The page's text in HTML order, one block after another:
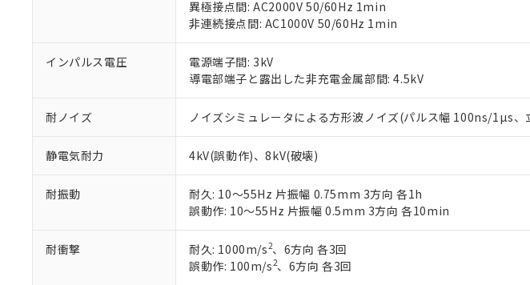
異極接点間: AC2000V 50/60Hz 1min
非連続接点間: AC1000V 50/60Hz 1min
インパルス電圧
電源端子間: 3kV
導電部端子と露出した非充電金属部間: 4.5kV
耐ノイズ ノイズシミュレータによる方形波ノイズ(パルス幅 100ns/1µs
静電気耐力 4kV(誤動作)、8kV(破壊)
耐振動
耐久: 10～55Hz 片振幅 0.75mm 3方向 各1h
誤動作: 10～55Hz 片振幅 0.5mm 3方向 各10min
耐衝撃 耐久: 1000m/s2、6方向 各3回
誤動作: 100m/s2、6方向 各3回
当社販売員にご相談ください。
オムロン制御機器販売店や当社販売拠点は「
在庫状況および標準価格結果を当社の事前の
マイパーツ機能（部品リスト作成サービス
ている必要があります。
が、当社の製品・サービスに関するお客様と
さい。
※当社の共同利用者とは、
いる法人を指します。
※2 対応予定月
部品在庫の切り替え状況などにより、予定月が前
※3 非含有証明書ダウンロード
下記の非含有証明書をダウンロードすることができ
EU RoHS指令（10物質）の非含有証明書
51物質の非含有証明書（当社基準）
※本証明書は発行日時点で非含有を証明するもので
また、RoHS指令のフタル酸エステル類４物質の
混在することから備考欄に対応日を記載しておりま
既に当社にて対応品への在庫切替を完了している
り割愛しております。
※2 環境保護使用期限
「ｅ」：有害物質（10物質）のすべてが基準値以下
「10」：通常の使用状況下において有害物質が外
味します。
「－」：未確認です。当社販売部門へお問い合わせ
当社は、貴社製品を第三者に販売する場合は
また当社は、販売先および販売に係わる関係
たしません。
合意する
△ 一定数には満たないが在庫あり
－
在庫なし(最新の在庫状況については、お
空
白
受注生産機種、また在庫状況の情報を公